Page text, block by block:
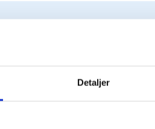
Detaljer